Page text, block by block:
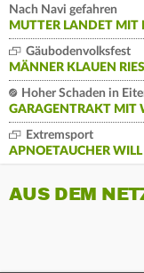
Nach Navi gefahren
MUTTER LANDET MIT
Gäubodenvolksfest
MÄNNER KLAUEN
Hoher Schaden in
GARAGENTRAKT MIT
Extremsport
APNOETAUCHER WILL
AUS DEM